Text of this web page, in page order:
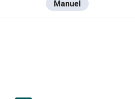
BASE/V/ITALIAN/IPC-
Manuel